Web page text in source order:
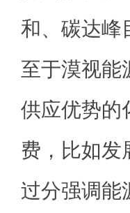
和、碳达峰
至于漠视能
供应优势的
费，比如发
过分强调能